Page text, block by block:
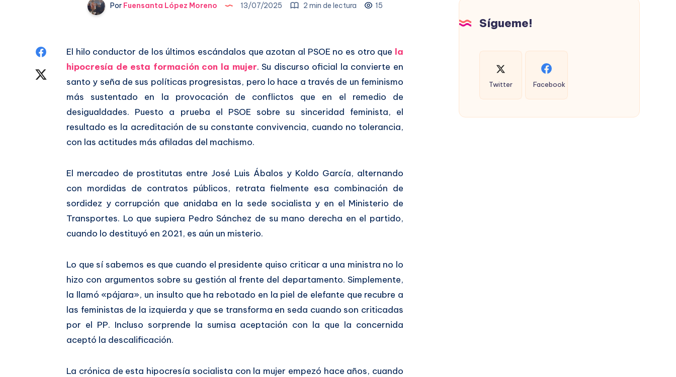
PorFuensanta López Moreno 13/07/2025 2 min de lectura 15
Compartir
Facebook
Compartir
Twitter
El hilo conductor de los últimos escándalos que azotan al PSOE no es otro que la
hipocresía de esta formación con la mujer. Su discurso oficial la convierte en
santo y seña de sus políticas progresistas, pero lo hace a través de un feminismo
más sustentado en la provocación de conflictos que en el remedio de
desigualdades. Puesto a prueba el PSOE sobre su sinceridad feminista, el
resultado es la acreditación de su constante convivencia, cuando no tolerancia,
con las actitudes más afiladas del machismo.
El mercadeo de prostitutas entre José Luis Ábalos y Koldo García, alternando
con mordidas de contratos públicos, retrata fielmente esa combinación de
sordidez y corrupción que anidaba en la sede socialista y en el Ministerio de
Transportes. Lo que supiera Pedro Sánchez de su mano derecha en el partido,
cuando lo destituyó en 2021, es aún un misterio.
Lo que sí sabemos es que cuando el presidente quiso criticar a una ministra no lo
hizo con argumentos sobre su gestión al frente del departamento. Simplemente,
la llamó «pájara», un insulto que ha rebotado en la piel de elefante que recubre a
las feministas de la izquierda y que se transforma en seda cuando son criticadas
por el PP. Incluso sorprende la sumisa aceptación con la que la concernida
aceptó la descalificación.
La crónica de esta hipocresía socialista con la mujer empezó hace años, cuando
ÉXITO)
Sígueme!
Twitter Facebook